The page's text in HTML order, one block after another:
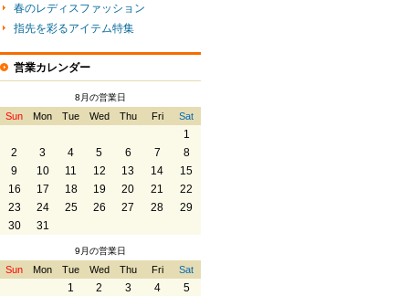
春のレディスファッション
指先を彩るアイテム特集
営業カレンダー
8月の営業日
Sun Mon Tue Wed Thu Fri Sat
1
2
3 4 5 6 7
8
9
10 11 12 13 14
15
16
17 18 19 20 21
22
23
24 25 26 27 28
29
30
31
9月の営業日
Sun Mon Tue Wed Thu Fri Sat
1 2 3 4
5